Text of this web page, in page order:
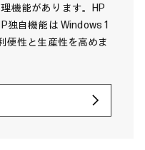
機能があります。HP
独自機能は Windows 1
便性と生産性を高めま